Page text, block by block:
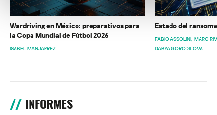
Wardriving en México: preparativos para
la Copa Mundial de Fútbol 2026
ISABEL MANJARREZ
Estado del
FABIO ASSOLINI MARC
DARYA GORODILOVA
INFORMES